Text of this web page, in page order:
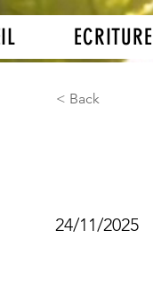
ECRITURE
< Back
24/11/2025